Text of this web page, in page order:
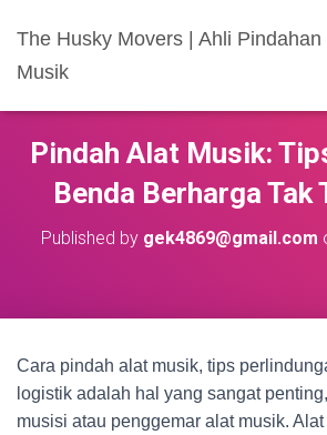
The Husky Movers | Ahli
Musik
Pindah Alat Musik:
Benda Berharga Tak
Published by gek4869@gmail.com
Cara pindah alat musik, tips
logistik adalah hal yang sangat
musisi atau penggemar alat musik.